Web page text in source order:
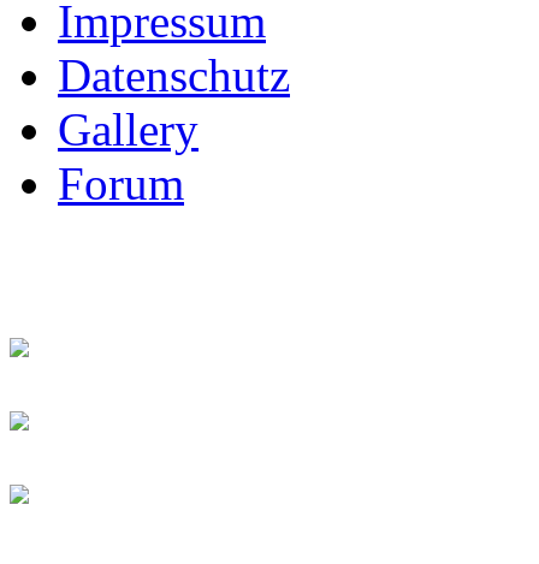
Impressum
Datenschutz
Gallery
Forum